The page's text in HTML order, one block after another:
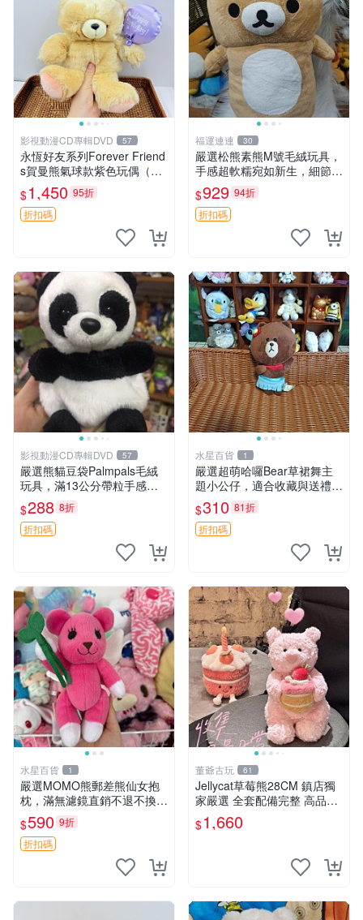
影視動漫CD專輯DVD 57
永恆好友系列Forever Friend
s賀曼熊氣球款紫色玩偶（鼻
子稍有磨損） 中古玩具 氣球
熊 玩偶
$1,450 95折
折扣碼
福運連連 30
嚴選松熊素熊M號毛絨玩具，
手感超軟糯宛如新生，細節精
緻完美無瑕，推薦送禮或珍
藏，中古狀態保養得宜。 松
熊 素熊 毛絨doll
$929 94折
折扣碼
影視動漫CD專輯DVD 57
嚴選熊貓豆袋Palmpals毛絨
玩具，滿13公分帶粒手感極
佳，電影主題周邊推薦 熊貓
Palmpals 毛絨玩具 豆袋 劇場
版周邊
$288 8折
折扣碼
水星百貨 1
嚴選超萌哈囉Bear草裙舞主
題小公仔，適合收藏與送禮 1
00 克 哈囉Bear 草裙舞
$310 81折
折扣碼
水星百貨 1
嚴選MOMO熊郵差熊仙女抱
枕，滿無濾鏡直銷不退不換
經典造型可愛必備 紅薯啵啵
間抱枕 抱枕 時尚
$590 9折
折扣碼
董爺古玩 61
Jellycat草莓熊28CM 鎮店獨
家嚴選 全套配備完整 高品質
收藏好物 紋章 玩具熊 定制熊
$1,660